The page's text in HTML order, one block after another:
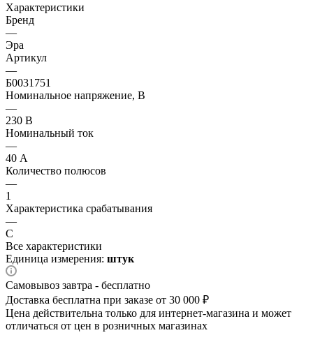
Характеристики
Бренд
—
Эра
Артикул
—
Б0031751
Номинальное напряжение, В
—
230 В
Номинальный ток
—
40 А
Количество полюсов
—
1
Характеристика срабатывания
—
C
Все характеристики
Единица измерения: штук
Самовывоз завтра - бесплатно
Доставка бесплатна при заказе от 30 000 ₽
Цена действительна только для интернет-магазина и может
отличаться от цен в розничных магазинах